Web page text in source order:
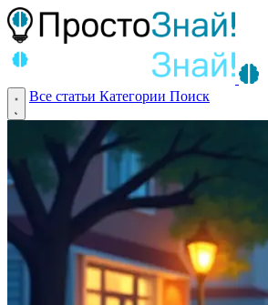
Все статьи Категории Поиск